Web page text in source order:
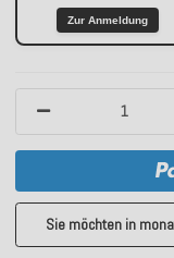
Zur Anmeldung
Sie möchten in